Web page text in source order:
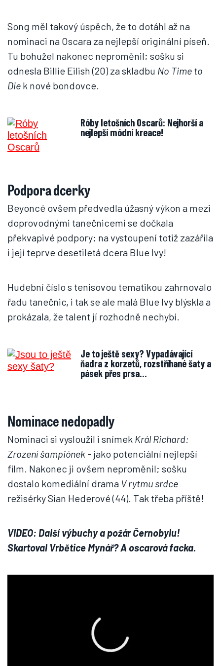
Song měl takový úspěch, že to dotáhl až na
nominaci na Oscara za nejlepší originální píseň.
Tu bohužel nakonec neproměnil; sošku si
odnesla Billie Eilish (20) za skladbu No Time to
Die k nové bondovce.
Róby letošních Oscarů: Nejhorší a
nejlepší módní kreace!
Podpora dcerky
Beyoncé ovšem předvedla úžasný výkon a mezi
doprovodnými tanečnicemi se dočkala
překvapivé podpory; na vystoupení totiž zazářila
i její teprve desetiletá dcera Blue Ivy!
Hudební číslo s tenisovou tematikou zahrnovalo
řadu tanečnic, i tak se ale malá Blue Ivy blýskla a
prokázala, že talent jí rozhodně nechybí.
Je to ještě sexy? Vypadávající
ňadra z korzetů, rozstříhané šaty a
pásek přes prsa…
Nominace nedopadly
Nominaci si vysloužil i snímek Král Richard:
Zrození šampiónek - jako potenciální nejlepší
film. Nakonec ji ovšem neproměnil; sošku
dostalo komediální drama V rytmu srdce
režisérky Sian Hederové (44). Tak třeba příště!
VIDEO: Další výbuchy a požár Černobylu!
Skartoval Vrbětice Mynář? A oscarová facka.